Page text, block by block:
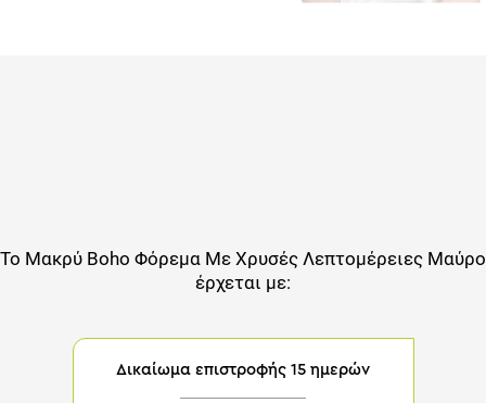
Το Μακρύ Boho Φόρεμα Με Χρυσές Λεπτομέρειες Μαύρο
έρχεται με:
Δικαίωμα επιστροφής 15 ημερών